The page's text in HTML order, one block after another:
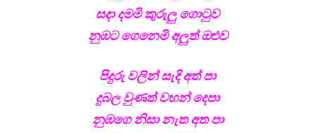
සදා දමමි කුරුලු ගොටුව
නුඹට ගෙනෙමි අලුත් ඔළුව
පිදුරු වලින් සැදි අත් පා
දුබල වුණත් වහන් දෙපා
නුඹගෙ නිසා නැත අත පා